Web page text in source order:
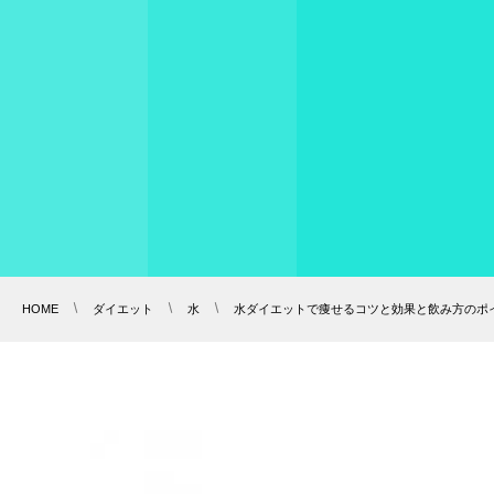
HOME ダイエット 水 水ダイエットで痩せるコツと効果と飲み方のポ